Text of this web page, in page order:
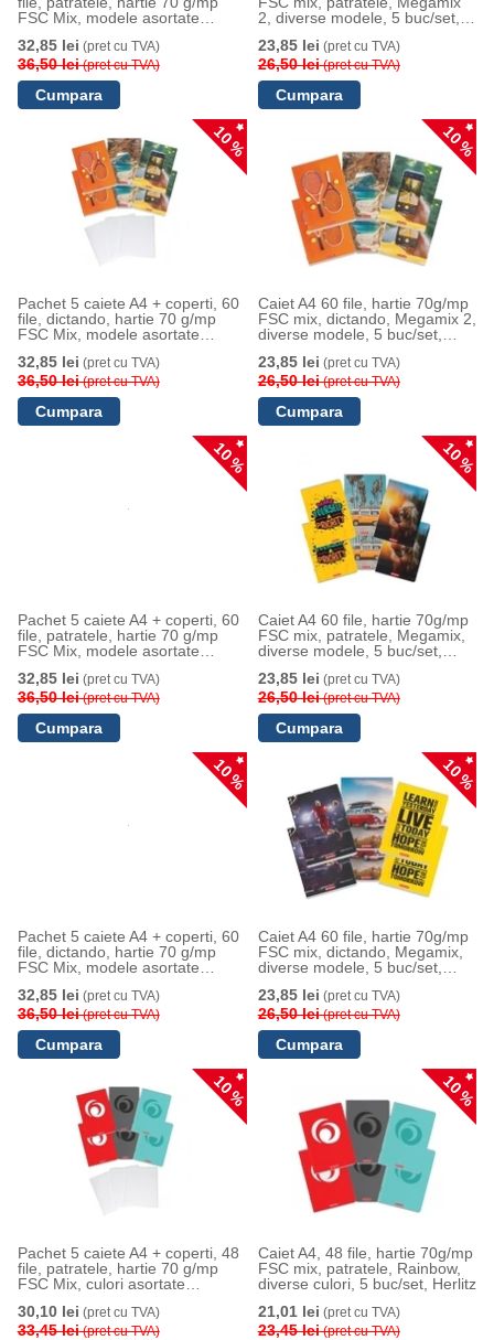
FSC Mix, modele asortate
32,85 lei (pret cu TVA)
36,50 lei(pret cu TVA)
2, diverse modele, 5 buc/set,
23,85 lei (pret cu TVA)
26,50 lei(pret cu TVA)
10 %
Pachet 5 caiete A4 + coperti, 60
file, dictando, hartie 70 g/mp
FSC Mix, modele asortate
32,85 lei (pret cu TVA)
36,50 lei(pret cu TVA)
10 %
Caiet A4 60 file, hartie 70g/mp
FSC mix, dictando, Megamix 2,
diverse modele, 5 buc/set,
23,85 lei (pret cu TVA)
26,50 lei(pret cu TVA)
10 %
Pachet 5 caiete A4 + coperti, 60
file, patratele, hartie 70 g/mp
FSC Mix, modele asortate
32,85 lei (pret cu TVA)
36,50 lei(pret cu TVA)
10 %
Caiet A4 60 file, hartie 70g/mp
FSC mix, patratele, Megamix,
diverse modele, 5 buc/set,
23,85 lei (pret cu TVA)
26,50 lei(pret cu TVA)
10 %
Pachet 5 caiete A4 + coperti, 60
file, dictando, hartie 70 g/mp
FSC Mix, modele asortate
32,85 lei (pret cu TVA)
36,50 lei(pret cu TVA)
10 %
Caiet A4 60 file, hartie 70g/mp
FSC mix, dictando, Megamix,
diverse modele, 5 buc/set,
23,85 lei (pret cu TVA)
26,50 lei(pret cu TVA)
10 %
Pachet 5 caiete A4 + coperti, 48
file, patratele, hartie 70 g/mp
FSC Mix, culori asortate
30,10 lei (pret cu TVA)
33,45 lei(pret cu TVA)
10 %
Caiet A4, 48 file, hartie 70g/mp
FSC mix, patratele, Rainbow,
diverse culori, 5 buc/set, Herlitz
21,01 lei (pret cu TVA)
23,45 lei(pret cu TVA)